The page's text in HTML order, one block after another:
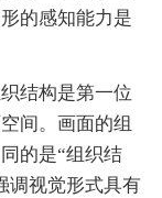
的感知能力是
结构是第一位
间。画面的组
的是“组织结
调视觉形式具有